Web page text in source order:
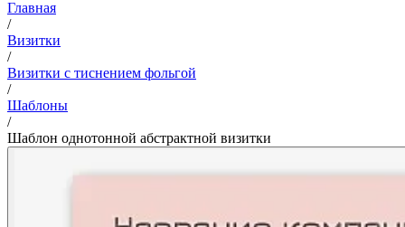
Главная
/
Визитки
/
Визитки с тиснением фольгой
/
Шаблоны
/
Шаблон однотонной абстрактной визитки